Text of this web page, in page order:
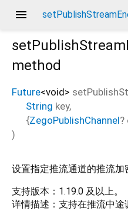
menu
method
Future<void>
String key,
{ZegoPublishChannel?
)
设置指定推流通道的推流加
支持版本：1.19.0 及以上。
详情描述：支持在推流中途